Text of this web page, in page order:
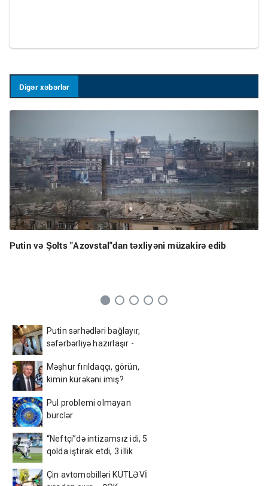
Digər xəbərlər
Putin və Şolts "Azovstal"dan təxliyəni müzakirə edib
Putin sərhədləri bağlayır,
səfərbərliyə hazırlaşır -
Məşhur fırıldaqçı, görün,
kimin kürəkəni imiş?
Pul problemi olmayan
bürclər
“Neftçi”də intizamsız idi, 5
qolda iştirak etdi, 3 illik
Çin avtomobilləri KÜTLƏVİ